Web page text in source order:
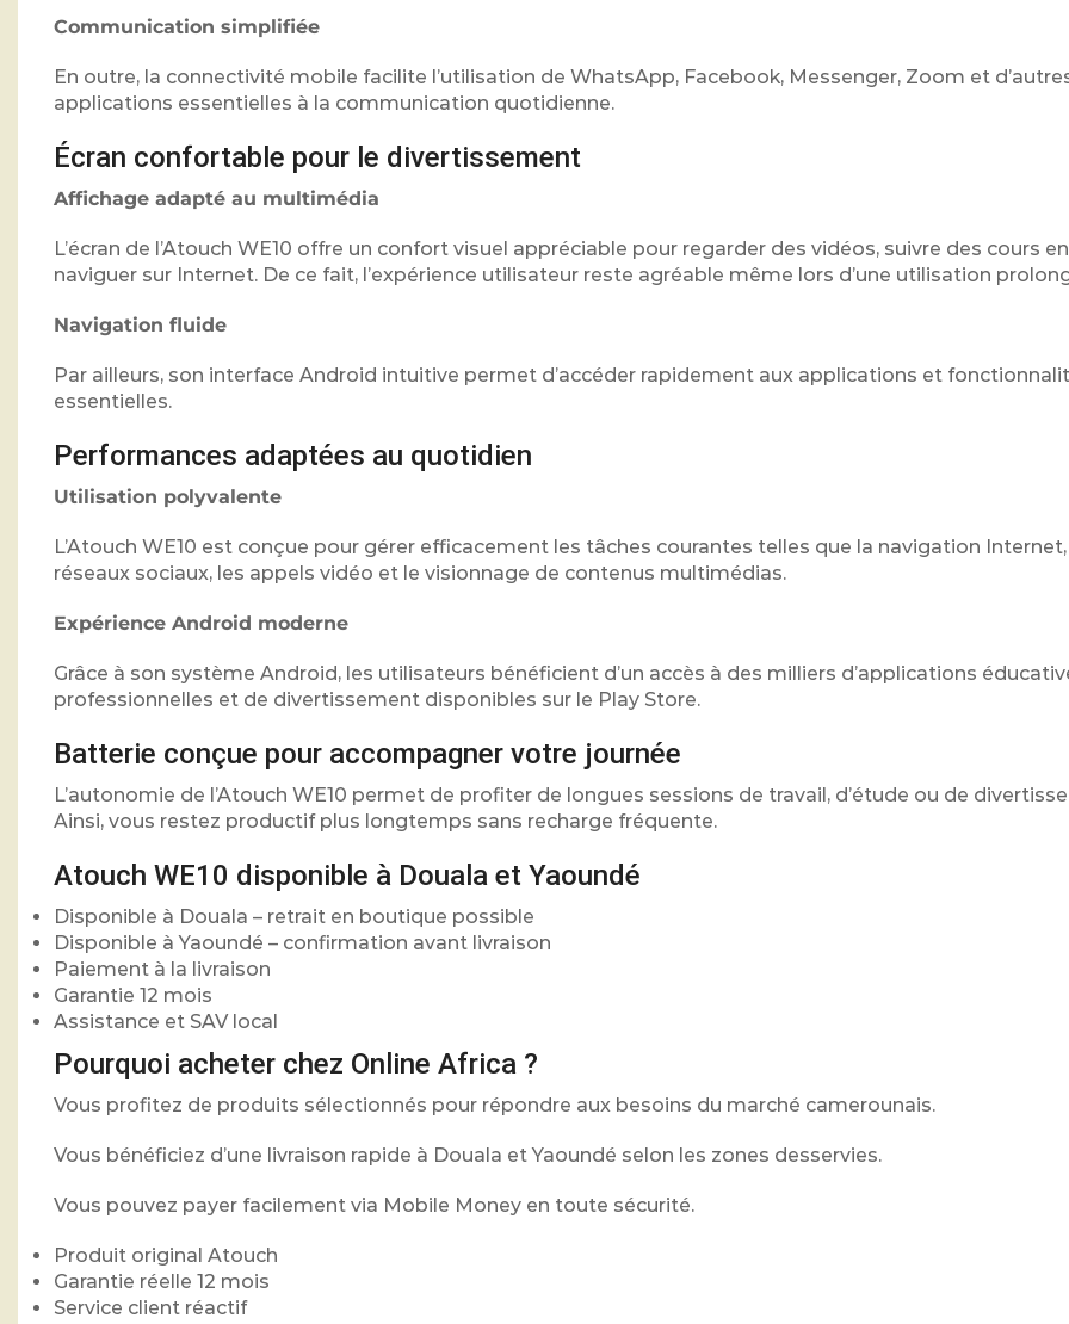
Communication simplifiée
En outre, la connectivité mobile facilite l’utilisation de WhatsApp, Facebook, Messenger, Zoom et
applications essentielles à la communication quotidienne.
Écran confortable pour le divertissement
Affichage adapté au multimédia
L’écran de l’Atouch WE10 offre un confort visuel appréciable pour regarder des vidéos, suivre des cours
naviguer sur Internet. De ce fait, l’expérience utilisateur reste agréable même lors d’une utilisation
Navigation fluide
Par ailleurs, son interface Android intuitive permet d’accéder rapidement aux applications et
essentielles.
Performances adaptées au quotidien
Utilisation polyvalente
L’Atouch WE10 est conçue pour gérer efficacement les tâches courantes telles que la navigation Internet,
réseaux sociaux, les appels vidéo et le visionnage de contenus multimédias.
Expérience Android moderne
Grâce à son système Android, les utilisateurs bénéficient d’un accès à des milliers d’applications
professionnelles et de divertissement disponibles sur le Play Store.
Batterie conçue pour accompagner votre journée
L’autonomie de l’Atouch WE10 permet de profiter de longues sessions de travail, d’étude ou de
Ainsi, vous restez productif plus longtemps sans recharge fréquente.
Atouch WE10 disponible à Douala et Yaoundé
Disponible à Douala – retrait en boutique possible
Disponible à Yaoundé – confirmation avant livraison
Paiement à la livraison
Garantie 12 mois
Assistance et SAV local
Pourquoi acheter chez Online Africa ?
Vous profitez de produits sélectionnés pour répondre aux besoins du marché camerounais.
Vous bénéficiez d’une livraison rapide à Douala et Yaoundé selon les zones desservies.
Vous pouvez payer facilement via Mobile Money en toute sécurité.
Produit original Atouch
Garantie réelle 12 mois
Service client réactif